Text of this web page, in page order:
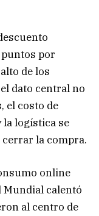
por
de los
dato central no
el costo de
la logística se
la compra.
online
Mundial calentó
al centro de